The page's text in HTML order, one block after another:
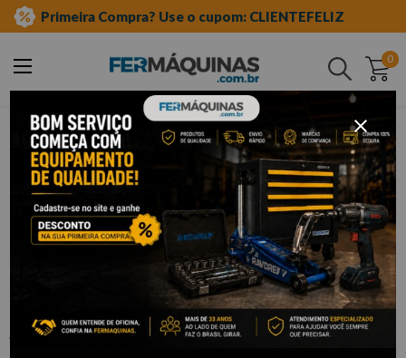
Primeira Compra? Use o cupom: CLIENTEFELIZ
0
Buscar
equipamento auto center
móveis para oficina
carrinhos
Carrinho Metálico com 3 Prateleiras
Azul - 87G41A-B KING TONY